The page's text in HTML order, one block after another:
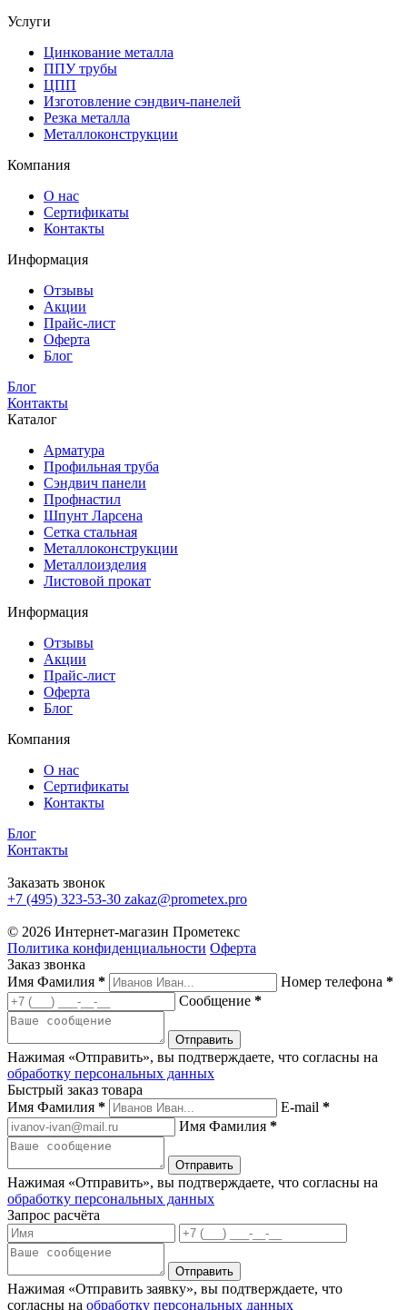
Услуги
Цинкование металла
ППУ трубы
ЦПП
Изготовление сэндвич-панелей
Резка металла
Металлоконструкции
Компания
О нас
Сертификаты
Контакты
Информация
Отзывы
Акции
Прайс-лист
Оферта
Блог
Блог
Контакты
Каталог
Арматура
Профильная труба
Сэндвич панели
Профнастил
Шпунт Ларсена
Сетка стальная
Металлоконструкции
Металлоизделия
Листовой прокат
Информация
Отзывы
Акции
Прайс-лист
Оферта
Блог
Компания
О нас
Сертификаты
Контакты
Блог
Контакты
Заказать звонок
+7 (495) 323-53-30 zakaz@prometex.pro
© 2026 Интернет-магазин Прометекс
Политика конфиденциальности Оферта
Заказ звонка
Имя Фамилия * Номер телефона *
Сообщение *
Нажимая «Отправить», вы подтверждаете, что согласны на
обработку персональных данных
Быстрый заказ товара
Имя Фамилия * E-mail *
Имя Фамилия *
Нажимая «Отправить», вы подтверждаете, что согласны на
обработку персональных данных
Запрос расчёта
Нажимая «Отправить заявку», вы подтверждаете, что
согласны на обработку персональных данных